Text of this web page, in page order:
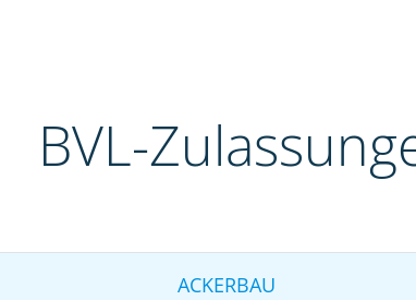
BVL-
ACKERBAU